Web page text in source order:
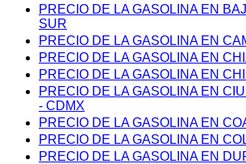
PRECIO DE LA GASOLINA EN
SUR
PRECIO DE LA GASOLINA EN
PRECIO DE LA GASOLINA EN
PRECIO DE LA GASOLINA EN
PRECIO DE LA GASOLINA EN
- CDMX
PRECIO DE LA GASOLINA EN
PRECIO DE LA GASOLINA EN
PRECIO DE LA GASOLINA EN